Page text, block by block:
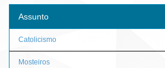
Assunto
Catolicismo
Mosteiros